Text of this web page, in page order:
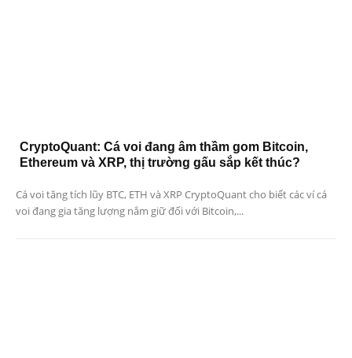
CryptoQuant: Cá voi đang âm thầm gom Bitcoin,
Ethereum và XRP, thị trường gấu sắp kết thúc?
Cá voi tăng tích lũy BTC, ETH và XRP CryptoQuant cho biết các ví cá
voi đang gia tăng lượng nắm giữ đối với Bitcoin,...